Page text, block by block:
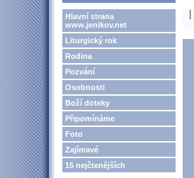
Hlavní strana
www.jenikov.net
Liturgický rok
Rodina
Pozvání
Osobnosti
Boží doteky
Připomínáme
Foto
Zajímavé
15 nejčtenějších